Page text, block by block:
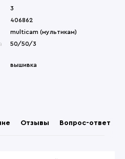
3
406862
multicam (мультикам)
50/50/3
вышивка
Отзывы Вопрос-ответ